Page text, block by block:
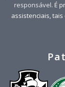
responsável. É
assistenciais, tais